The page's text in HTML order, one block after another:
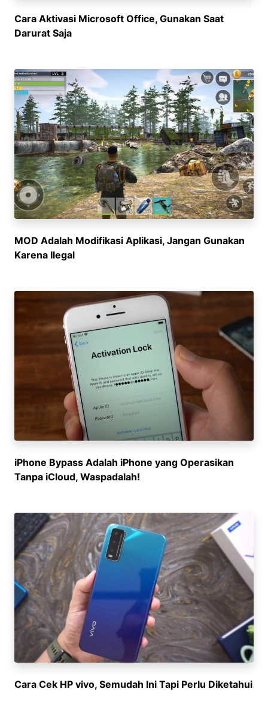
Cara Aktivasi Microsoft Office, Gunakan Saat
Darurat Saja
MOD Adalah Modifikasi Aplikasi, Jangan Gunakan
Karena Ilegal
iPhone Bypass Adalah iPhone yang Operasikan
Tanpa iCloud, Waspadalah!
Cara Cek HP vivo, Semudah Ini Tapi Perlu Diketahui